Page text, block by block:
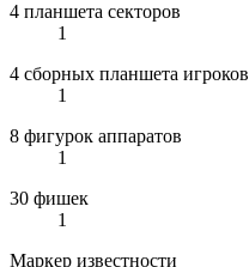
4 планшета секторов
1
4 сборных планшета игроков
1
8 фигурок аппаратов
1
30 фишек
1
Маркер известности